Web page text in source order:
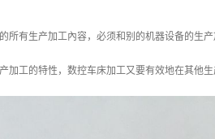
有生产加工內容，必须和别的机器设备的生
工的特性，数控车床加工又要有效地在其他生